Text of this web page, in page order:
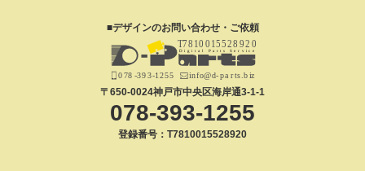
■デザインのお問い合わせ・ご依頼
〒650-0024神戸市中央区海岸通3-1-1
078-393-1255
登録番号：T7810015528920